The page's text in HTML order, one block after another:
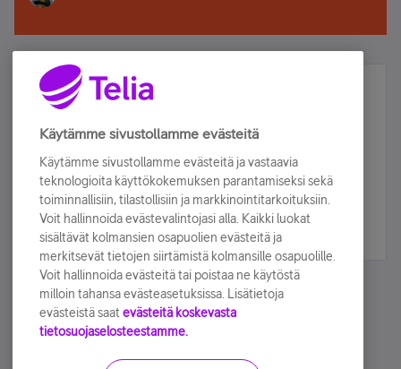
Älä jää paitsi – osallistu ja voita!
Tilaa Telian uutiskirje ja olet mukana arvonnassa.
sähköpostiisi.
Tilaa nyt
Käytämme sivustollamme evästeitä
Käytämme sivustollamme evästeitä ja vastaavia
teknologioita käyttökokemuksen parantamiseksi sekä
toiminnallisiin, tilastollisiin ja markkinointitarkoituksiin.
Voit hallinnoida evästevalintojasi alla. Kaikki luokat
sisältävät kolmansien osapuolien evästeitä ja
merkitsevät tietojen siirtämistä kolmansille osapuolille.
Voit hallinnoida evästeitä tai poistaa ne käytöstä
milloin tahansa evästeasetuksissa. Lisätietoja
evästeistä saat evästeitä koskevasta
tietosuojaselosteestamme.